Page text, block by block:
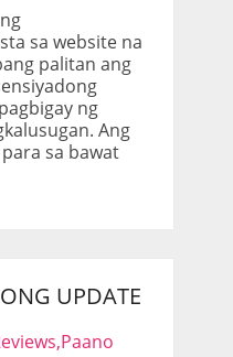
sa website na
palitan ang
ng
Ang
sa bawat
UPDATE